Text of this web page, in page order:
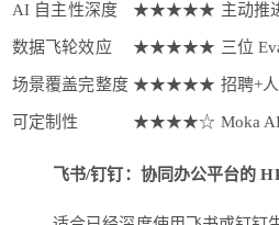
AI 自主性深度 ★★★★★ 主动推进
数据飞轮效应 ★★★★★ 三位 Eva
场景覆盖完整度 ★★★★★ 招聘+人
可定制性 ★★★★☆ Moka AI
飞书/钉钉：协同办公平台的